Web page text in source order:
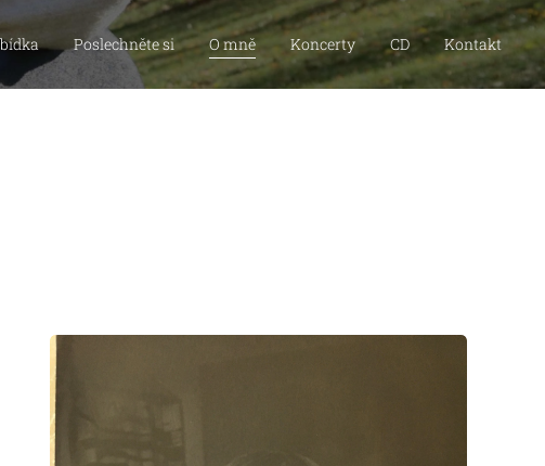
Poslechněte si O mně Koncerty CD Kontakt